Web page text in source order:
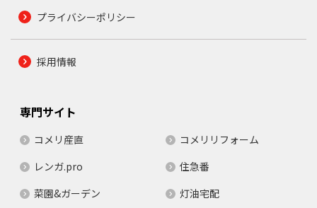
プライバシーポリシー
採用情報
専門サイト
コメリ産直
コメリリフォーム
レンガ.pro
住急番
菜園&ガーデン
灯油宅配